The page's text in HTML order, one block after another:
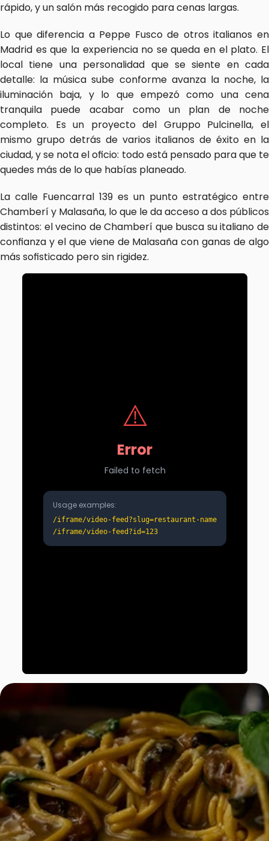
rápido, y un salón más recogido para cenas largas.
Lo que diferencia a Peppe Fusco de otros italianos en
Madrid es que la experiencia no se queda en el plato. El
local tiene una personalidad que se siente en cada
detalle: la música sube conforme avanza la noche, la
iluminación baja, y lo que empezó como una cena
tranquila puede acabar como un plan de noche
completo. Es un proyecto del Gruppo Pulcinella, el
mismo grupo detrás de varios italianos de éxito en la
ciudad, y se nota el oficio: todo está pensado para que te
quedes más de lo que habías planeado.
La calle Fuencarral 139 es un punto estratégico entre
Chamberí y Malasaña, lo que le da acceso a dos públicos
distintos: el vecino de Chamberí que busca su italiano de
confianza y el que viene de Malasaña con ganas de algo
más sofisticado pero sin rigidez.